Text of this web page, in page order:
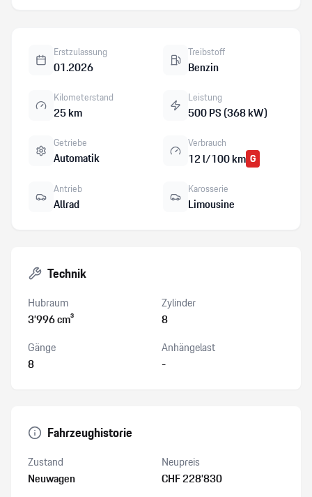
Erstzulassung
01.2026
Treibstoff
Benzin
Kilometerstand
25 km
Leistung
500 PS (368 kW)
Getriebe
Automatik
Verbrauch
12 l/100 km G
Antrieb
Allrad
Karosserie
Limousine
Technik
Hubraum
3’996 cm³
Zylinder
8
Gänge
8
Anhängelast
-
Fahrzeughistorie
Zustand
Neuwagen
Neupreis
CHF 228’830